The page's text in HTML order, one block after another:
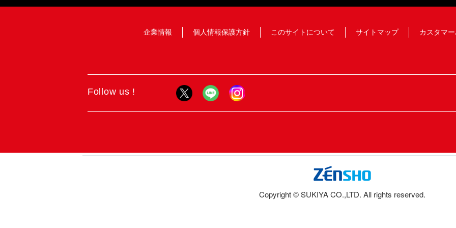
企業情報 個人情報保護方針 このサイトについて サイトマップ カスタマ
Follow us !
Copyright © SUKIYA CO.,LTD. All rights reserved.